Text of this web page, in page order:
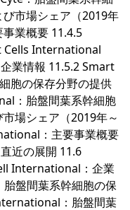
市場シェア（2019年
業概要 11.4.5
Cells International
業情報 11.5.2 Smart
胞の保存分野の提供
：胎盤間葉系幹細胞
場シェア（2019年～
：主要事業概要
近の展開 11.6
International：企業
盤間葉系幹細胞の保
：胎盤間葉